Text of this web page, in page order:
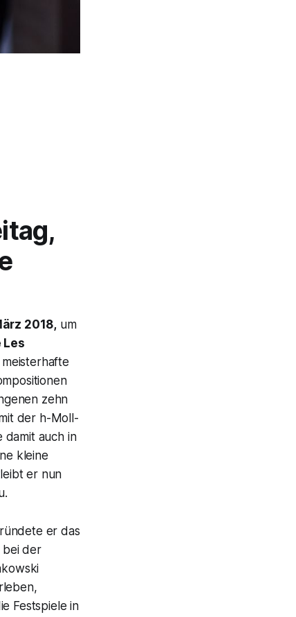
2018, um
Les
zehn
der h-Moll-
damit auch in
kleine
er nun
er das
bei der
Festspiele in